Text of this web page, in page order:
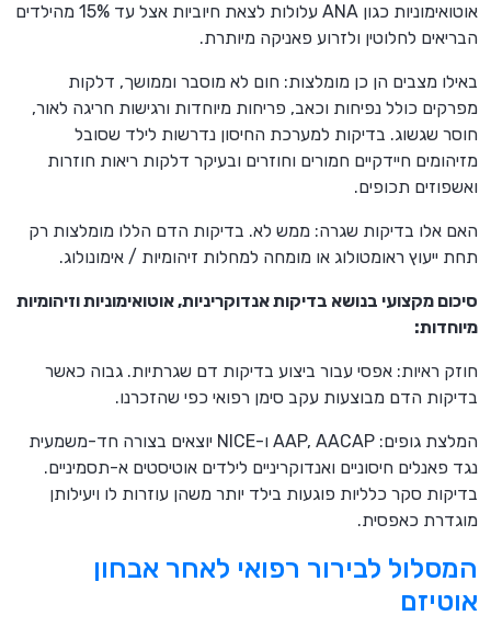
אוטואימוניות כגון ANA עלולות לצאת חיוביות אצל עד 15% מהילדים
הבריאים לחלוטין ולזרוע פאניקה מיותרת.
באילו מצבים הן כן מומלצות: חום לא מוסבר וממושך, דלקות
מפרקים כולל נפיחות וכאב, פריחות מיוחדות ורגישות חריגה לאור,
חוסר שגשוג. בדיקות למערכת החיסון נדרשות לילד שסובל
מזיהומים חיידקיים חמורים וחוזרים ובעיקר דלקות ריאות חוזרות
ואשפוזים תכופים.
האם אלו בדיקות שגרה: ממש לא. בדיקות הדם הללו מומלצות רק
תחת ייעוץ ראומטולוג או מומחה למחלות זיהומיות / אימונולוג.
סיכום מקצועי בנושא בדיקות אנדוקריניות, אוטואימוניות וזיהומיות
מיוחדות:
חוזק ראיות: אפסי עבור ביצוע בדיקות דם שגרתיות. גבוה כאשר
בדיקות הדם מבוצעות עקב סימן רפואי כפי שהזכרנו.
המלצת גופים: AAP, AACAP ו-NICE יוצאים בצורה חד-משמעית
נגד פאנלים חיסוניים ואנדוקריניים לילדים אוטיסטים א-תסמיניים.
בדיקות סקר כלליות פוגעות בילד יותר משהן עוזרות לו ויעילותן
מוגדרת כאפסית.
המסלול לבירור רפואי לאחר אבחון
אוטיזם